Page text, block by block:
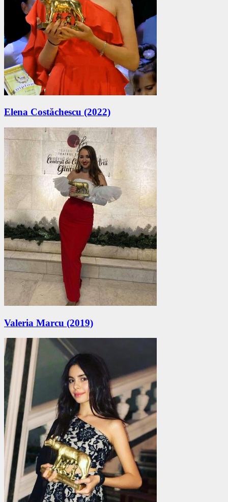
Elena Costăchescu (2022)
Valeria Marcu (2019)